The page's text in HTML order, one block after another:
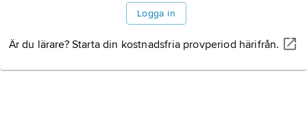
Logga in
Är du lärare? Starta din kostnadsfria provperiod härifrån.